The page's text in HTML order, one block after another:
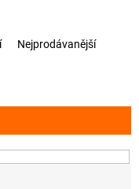
Nejprodávanější